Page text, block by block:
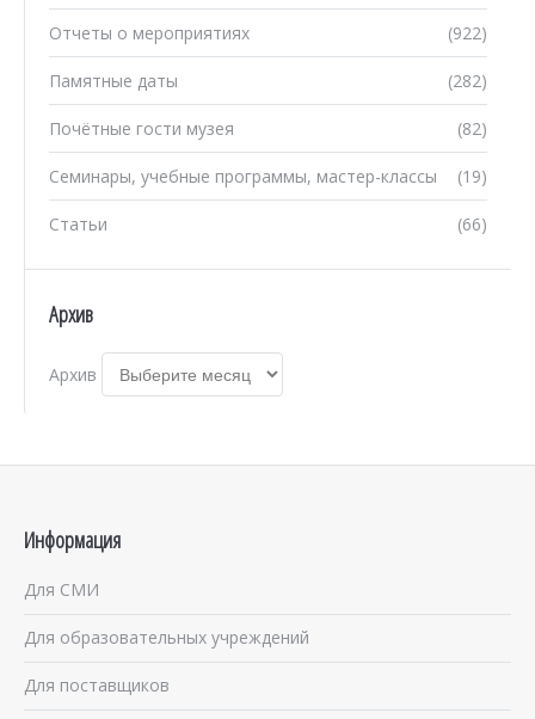
(922)
Отчеты о мероприятиях
(282)
Памятные даты
(82)
Почётные гости музея
(19)
Семинары, учебные программы, мастер-классы
(66)
Статьи
Архив
Архив
Информация
Для СМИ
Для образовательных учреждений
Для поставщиков